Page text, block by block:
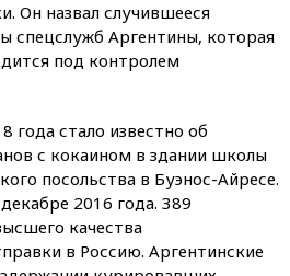
Он назвал случившееся
спецслужб Аргентины, которая
под контролем
года стало известно об
с кокаином в здании школы
посольства в Буэнос-Айресе.
2016 года. 389
качества
в Россию. Аргентинские